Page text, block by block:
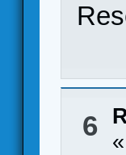
6
«